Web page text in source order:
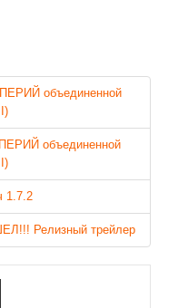
объединенной
объединенной
1.7.2
Релизный трейлер